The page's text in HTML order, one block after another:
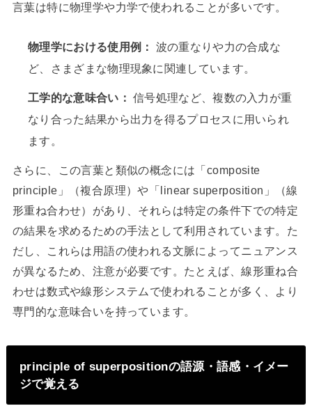
言葉は特に物理学や力学で使われることが多いです。
物理学における使用例：
波の重なりや力の合成な
ど、さまざまな物理現象に関連しています。
工学的な意味合い： 信号処理など、複数の入力が重
なり合った結果から出力を得るプロセスに用いられ
ます。
さらに、この言葉と類似の概念には「composite
principle」（複合原理）や「linear superposition」（線
形重ね合わせ）があり、それらは特定の条件下での特定
の結果を求めるための手法として利用されています。た
だし、これらは用語の使われる文脈によってニュアンス
が異なるため、注意が必要です。たとえば、線形重ね合
わせは数式や線形システムで使われることが多く、より
専門的な意味合いを持っています。
principle of superpositionの語源・語感・イメー
ジで覚える